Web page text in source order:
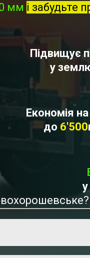
мм і забудьте
Підвищує
у
Економія на
до 6'500